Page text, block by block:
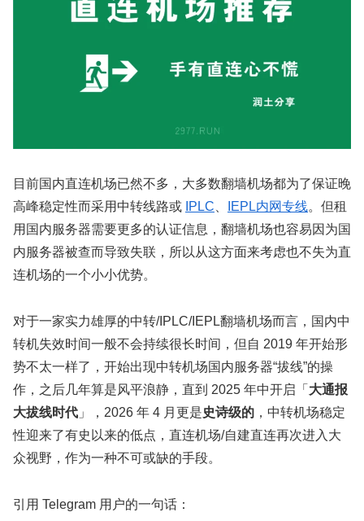
目前国内直连机场已然不多，大多数翻墙机场都为了保证晚
高峰稳定性而采用中转线路或 IPLC IEPL内网专线。但租
用国内服务器需要更多的认证信息，翻墙机场也容易因为国
内服务器被查而导致失联，所以从这方面来考虑也不失为直
连机场的一个小小优势。
对于一家实力雄厚的中转/IPLC/IEPL翻墙机场而言，国内中
转机失效时间一般不会持续很长时间，但自 2019 年开始形
势不太一样了，开始出现中转机场国内服务器“拔线”的操
作，之后几年算是风平浪静，直到 2025 年中开启「 大通报
大拔线时代 」，2026 年 4 月更是史诗级的 ，中转机场稳定
性迎来了有史以来的低点，直连机场/自建直连再次进入大
众视野，作为一种不可或缺的手段。
引用 Telegram 用户的一句话：